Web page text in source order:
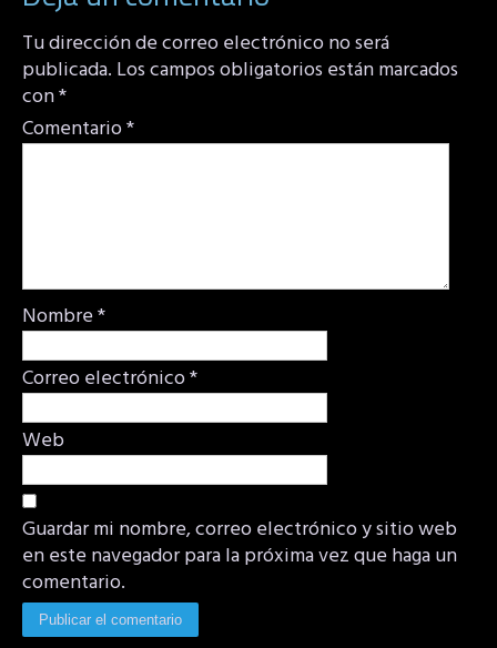
Tu dirección de correo electrónico no será
publicada. Los campos obligatorios están marcados
con*
Comentario*
Nombre*
Correo electrónico*
Web
Guardar mi nombre, correo electrónico y sitio web
en este navegador para la próxima vez que haga un
comentario.